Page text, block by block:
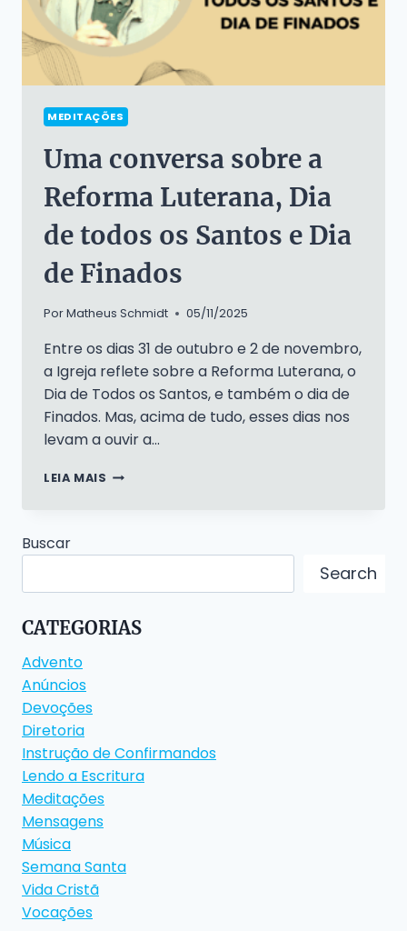
MEDITAÇÕES
Uma conversa sobre a
Reforma Luterana, Dia
de todos os Santos e Dia
de Finados
PorMatheus Schmidt 05/11/2025
Entre os dias 31 de outubro e 2 de novembro,
a Igreja reflete sobre a Reforma Luterana, o
Dia de Todos os Santos, e também o dia de
Finados. Mas, acima de tudo, esses dias nos
levam a ouvir a…
LEIA MAIS UMA
TODOS
OS
Buscar
Search
CATEGORIAS
Advento
Anúncios
Devoções
Diretoria
Instrução de Confirmandos
Lendo a Escritura
Meditações
Mensagens
Música
Semana Santa
Vida Cristã
Vocações